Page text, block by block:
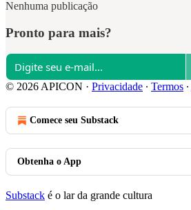
Nenhuma publicação
Pronto para mais?
© 2026 APICON · Privacidade ∙ Termos ∙
Comece seu Substack
Obtenha o App
Substack é o lar da grande cultura